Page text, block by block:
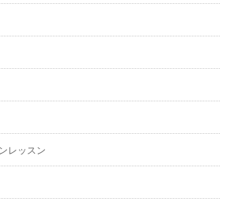
レッスン